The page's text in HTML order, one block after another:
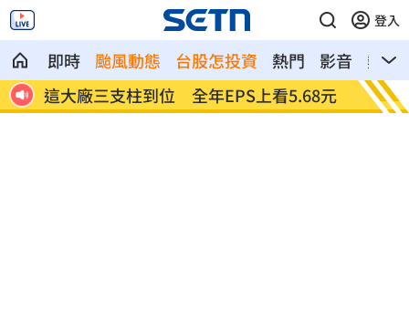
登入
即時 颱風動態 台股怎投資 熱門 影音
熱搜
元
慈濟買BNT被詐10億！藍昔嗆擋疫苗網朝
聖
它躋
元